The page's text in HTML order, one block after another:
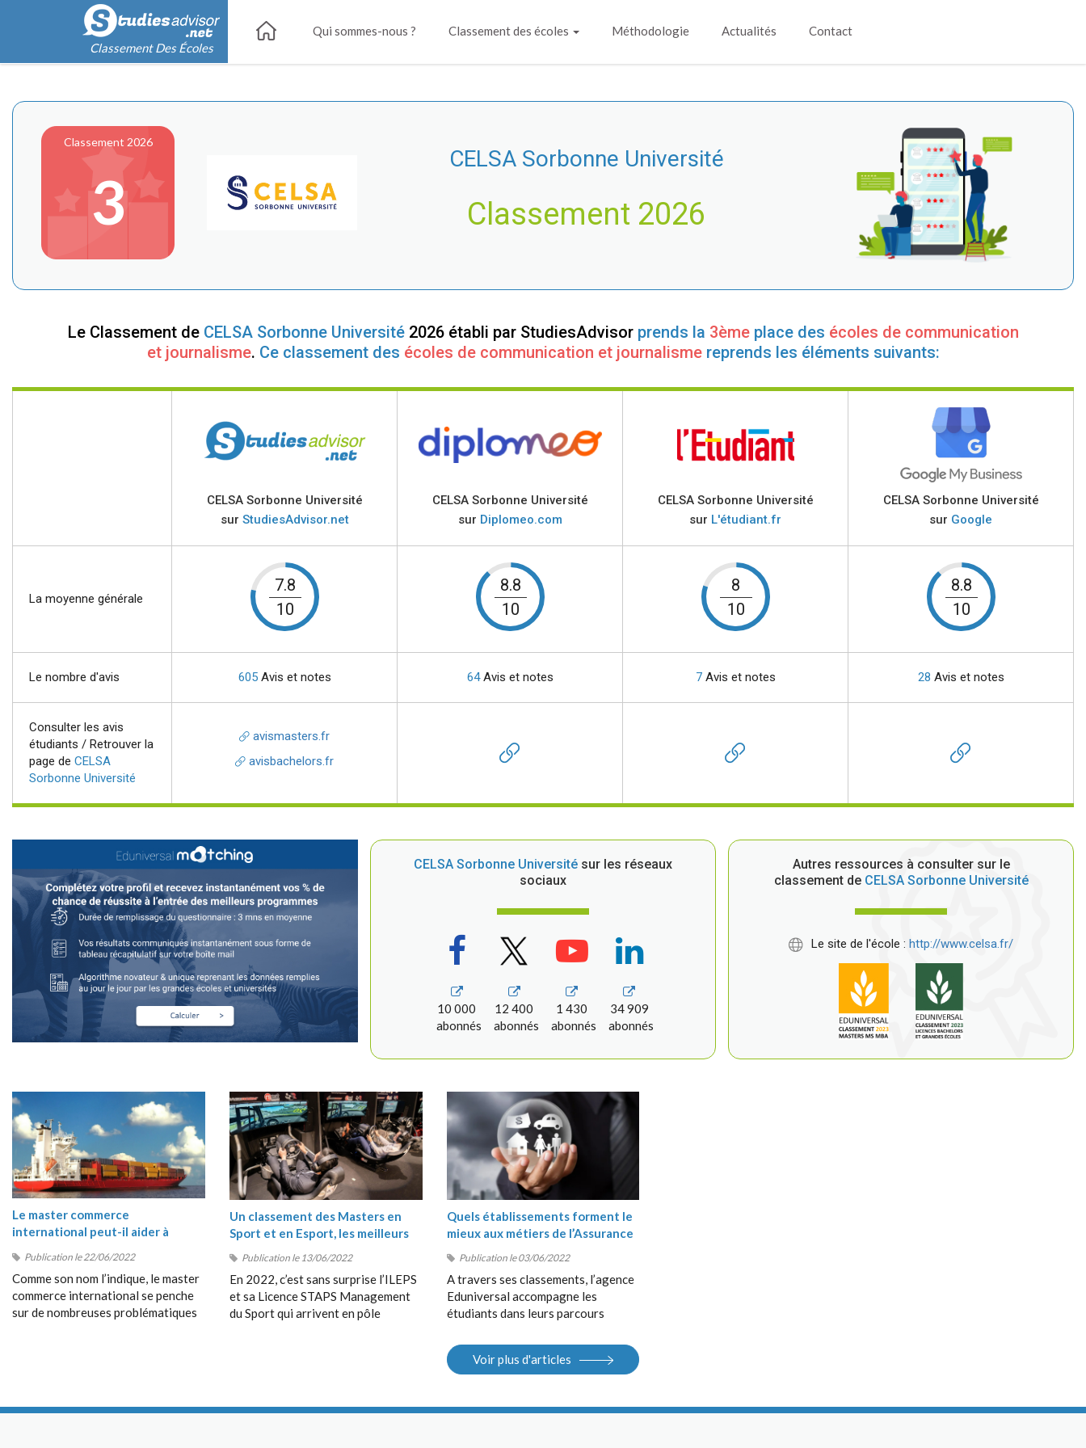
Classement Des Écoles
Qui sommes-nous ? Classement des écoles Méthodologie Actualités Contact
Classement 2026
3
CELSA Sorbonne Université
Classement 2026
Le Classement de CELSA Sorbonne Université2026 établi par StudiesAdvisor prends la 3èmeplace des écoles de communication
et journalisme. Ce classement des écoles de communication et journalisme reprends les éléments suivants:
CELSA Sorbonne Université
sur StudiesAdvisor.net
CELSA Sorbonne Université
sur Diplomeo.com
CELSA Sorbonne Université
sur L'étudiant.fr
CELSA Sorbonne Université
sur Google
La moyenne générale
7.8
10
8.8
10
8
10
8.8
10
Le nombre d'avis 605Avis et notes 64Avis et notes 7Avis et notes 28 Avis et notes
Consulter les avis
étudiants / Retrouver la
page de CELSA
Sorbonne Université
avismasters.fr
avisbachelors.fr
CELSA Sorbonne Université sur les réseaux
sociaux
10 000
abonnés
12 400
abonnés
1 430
abonnés
34 909
abonnés
Autres ressources à consulter sur le
classement deCELSA Sorbonne Université
Le site de l'école : http://www.celsa.fr/
Le master commerce
international peut-il aider à
?
Publication le 22/06/2022
Comme son nom l’indique, le master
commerce international se penche
sur de nombreuses problématiques
Un classement des Masters en
Sport et en Esport, les meilleurs
Publication le 13/06/2022
En 2022, c’est sans surprise l’ILEPS
et sa Licence STAPS Management
du Sport qui arrivent en pôle
Quels établissements forment le
mieux aux métiers de l’Assurance
Publication le 03/06/2022
A travers ses classements, l’agence
Eduniversal accompagne les
étudiants dans leurs parcours
Bac+5, en France et à
l’international. Elle met à la
Internet, salons.
Voir plus d'articles